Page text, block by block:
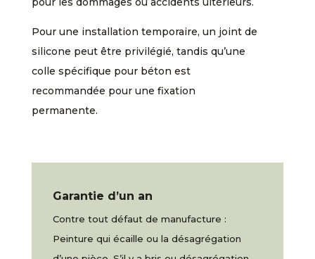
Pour une installation temporaire, un joint de
silicone peut être privilégié, tandis qu’une
colle spécifique pour béton est
recommandée pour une fixation
permanente.
Garantie d’un an
Contre tout défaut de manufacture :
Peinture qui écaille ou la désagrégation